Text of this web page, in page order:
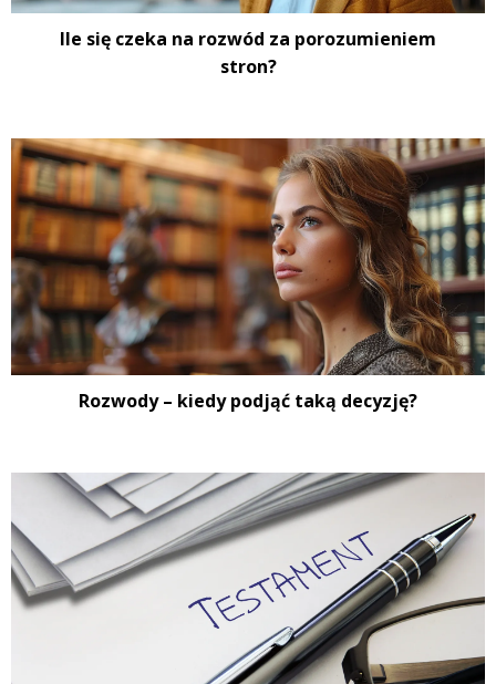
Ile się czeka na rozwód za porozumieniem
stron?
Rozwody – kiedy podjąć taką decyzję?